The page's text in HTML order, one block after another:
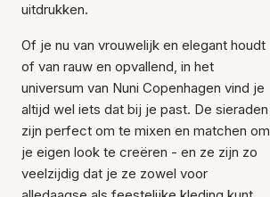
uitdrukken.
Of je nu van vrouwelijk en elegant houdt
of van rauw en opvallend, in het
universum van Nuni Copenhagen vind je
altijd wel iets dat bij je past. De sieraden
zijn perfect om te mixen en matchen om
je eigen look te creëren - en ze zijn zo
veelzijdig dat je ze zowel voor